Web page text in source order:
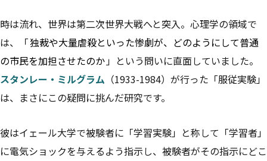
時は流れ、世界は第二次世界大戦へと突入。心理学の領域で
は、「独裁や大量虐殺といった惨劇が、どのようにして普通
の市民を加担させたのか 」という問いに直面していました。
スタンレー・ミルグラム （1933-1984）が行った「服従実験」
は、まさにこの疑問に挑んだ研究です。
彼はイェール大学で被験者に「学習実験」と称して「学習者」
に電気ショックを与えるよう指示し、被験者がその指示にどこ